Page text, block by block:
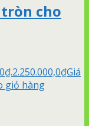
cho
2.250.000,0₫Giá
giỏ hàng